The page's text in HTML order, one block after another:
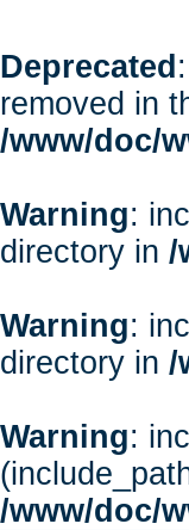
Deprecated
removed in
/www/doc/
Warning:
directory in /
Warning:
directory in /
Warning:
/www/doc/